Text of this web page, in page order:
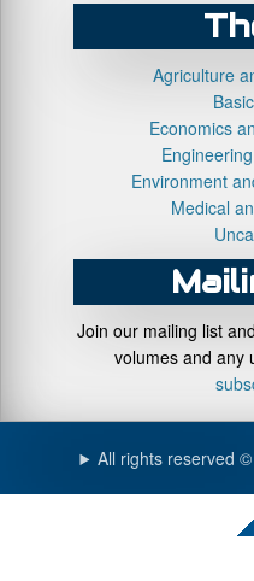
Agriculture
Economics
Environment
Medical
Join our mailing list
volumes and any
All rights reserved